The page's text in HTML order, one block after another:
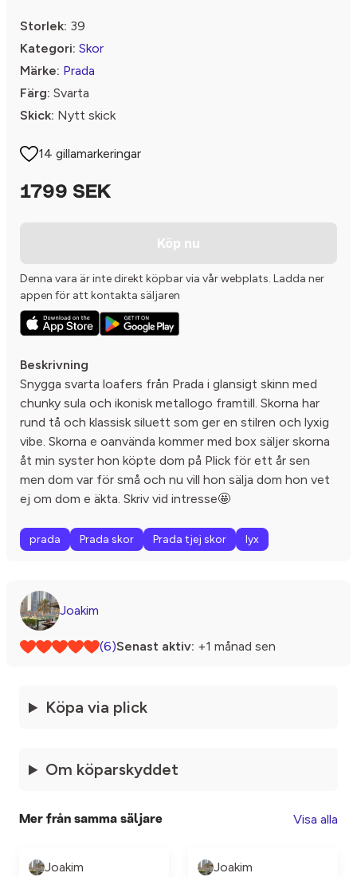
Storlek: 39
Kategori: Skor
Märke: Prada
Färg: Svarta
Skick: Nytt skick
14 gillamarkeringar
1799 SEK
Köp nu
Denna vara är inte direkt köpbar via vår webplats. Ladda ner
appen för att kontakta säljaren
Beskrivning
Snygga svarta loafers från Prada i glansigt skinn med
chunky sula och ikonisk metallogo framtill. Skorna har
rund tå och klassisk siluett som ger en stilren och lyxig
vibe. Skorna e oanvända kommer med box säljer skorna
åt min syster hon köpte dom på Plick för ett år sen
men dom var för små och nu vill hon sälja dom hon vet
ej om dom e äkta. Skriv vid intresse🤩
prada Prada skor Prada tjej skor lyx
Joakim
(6)Senast aktiv: +1 månad sen
Köpa via plick
Om köparskyddet
Mer från samma säljare Visa alla
Joakim Joakim